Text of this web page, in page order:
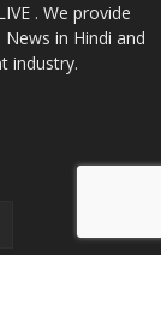
. We provide
in Hindi and
industry.